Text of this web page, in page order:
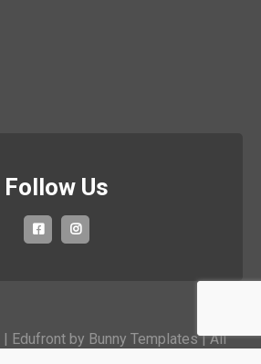
Follow Us
Edufront by Bunny Templates| All